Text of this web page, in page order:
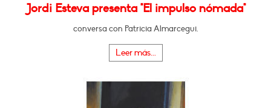
Jordi Esteva presenta "El impulso nómada"
conversa con Patricia Almarcegui.
Leer más...